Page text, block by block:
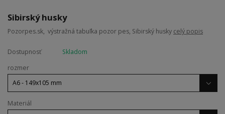
Sibirský husky
Pozorpes.sk, výstražná tabuľka pozor pes, Sibirský husky celý popis
Dostupnosť
Skladom
rozmer
Materiál